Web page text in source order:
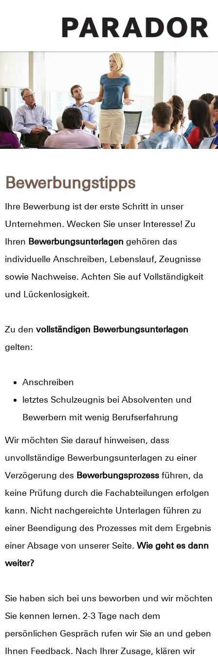
Bewerbungstipps
Ihre Bewerbung ist der erste Schritt in unser
Unternehmen. Wecken Sie unser Interesse! Zu
Ihren Bewerbungsunterlagen gehören das
individuelle Anschreiben, Lebenslauf, Zeugnisse
sowie Nachweise. Achten Sie auf Vollständigkeit
und Lückenlosigkeit.
Zu den vollständigen Bewerbungsunterlagen
gelten:
Anschreiben
letztes Schulzeugnis bei Absolventen und
Bewerbern mit wenig Berufserfahrung
Wir möchten Sie darauf hinweisen, dass
unvollständige Bewerbungsunterlagen zu einer
Verzögerung des Bewerbungsprozess führen, da
keine Prüfung durch die Fachabteilungen erfolgen
kann. Nicht nachgereichte Unterlagen führen zu
einer Beendigung des Prozesses mit dem Ergebnis
einer Absage von unserer Seite. Wie geht es dann
weiter?
Sie haben sich bei uns beworben und wir möchten
Sie kennen lernen. 2-3 Tage nach dem
persönlichen Gespräch rufen wir Sie an und geben
Ihnen Feedback. Nach Ihrer Zusage, klären wir